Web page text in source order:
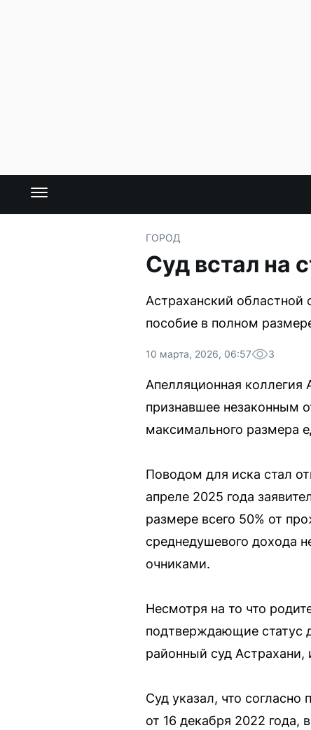
ГОРОД
Суд встал на
Астраханский
пособие в полном
10 марта, 2026, 06:57 3
Апелляционная коллегия
признавшее незаконным
максимального размера
Поводом для иска стал
апреле 2025 года
размере всего 50% от
среднедушевого дохода
очниками.
Несмотря на то что
подтверждающие статус
районный суд Астрахани,
Суд указал, что
от 16 декабря 2022 года,